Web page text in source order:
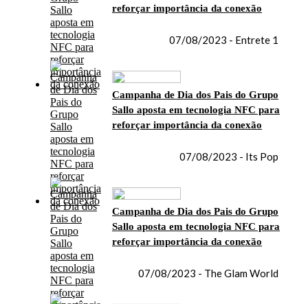
reforçar importância da conexão
07/08/2023 - Entrete 1
Campanha de Dia dos Pais do Grupo
Sallo aposta em tecnologia NFC para
reforçar importância da conexão
07/08/2023 - Its Pop
Campanha de Dia dos Pais do Grupo
Sallo aposta em tecnologia NFC para
reforçar importância da conexão
07/08/2023 - The Glam World